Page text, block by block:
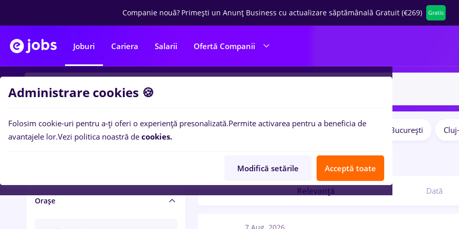
Companie nouă? Primești un Anunț Business cu actualizare săptămânală Gratuit (€269) Gratis
Joburi Cariera Salarii Ofertă Companii
Salariu și beneficii
Orașe
București
locuri de munca
Relevanță Dată
Administrare cookies 🍪
Folosim cookie-uri pentru a-ți oferi o experiență presonalizată.Permite activarea pentru a beneficia de
avantajele lor.Vezi politica noastră de cookies.
Modifică setările Acceptă toate